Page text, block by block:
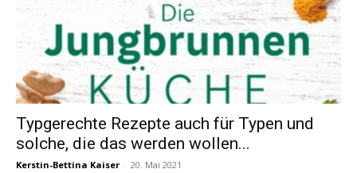
Typgerechte Rezepte auch für Typen und
solche, die das werden wollen...
Kerstin-Bettina Kaiser - 20. Mai 2021